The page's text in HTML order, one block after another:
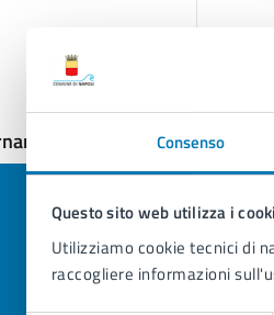
Consenso
Questo sito web utilizza i
Utilizziamo cookie tecnici di
raccogliere informazioni
24/02/2026, 13:30